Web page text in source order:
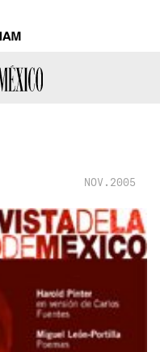
NOV.2005